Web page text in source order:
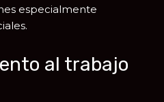
especialmente
al trabajo